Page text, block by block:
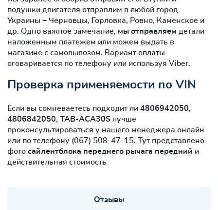
подушки двигателя отправлим в любой город
Украины − Черновцы, Горловка, Ровно, Каменское и
др. Одно важное замечание, мы отправляем детали
наложенным платежем или можем выдать в
магазине с самовывозом. Вариант оплаты
оговаривается по телефону или используя Viber.
Проверка применяемости по VIN
Если вы сомневаетесь подходит ли 4806942050,
4806842050, TAB-ACA30S лучше
проконсультироваться у нашего менеджера онлайн
или по телефону (067) 508-47-15. Тут представлено
фото сайлентблокa переднего рычага передний и
действительная стоимость
Отзывы